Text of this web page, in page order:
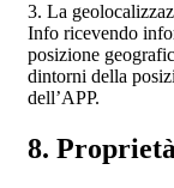
3. La
Info ricevendo
posizione
dintorni della
dell’APP.
8.